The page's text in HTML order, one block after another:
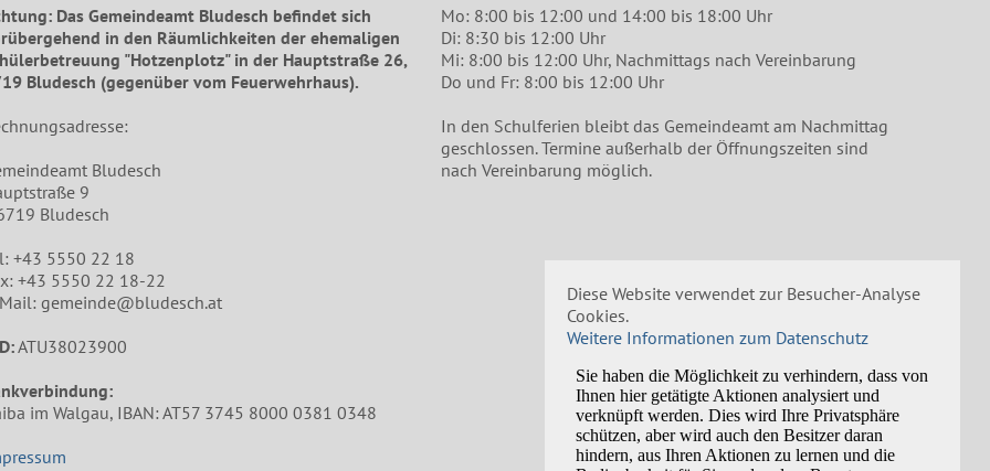
Diese Website verwendet zur Besucher-Analyse
Cookies.
Weitere Informationen zum Datenschutz
Das Gemeindeamt Bludesch befindet sich
in den Räumlichkeiten der ehemaligen
"Hotzenplotz" in der Hauptstraße 26,
Bludesch (gegenüber vom Feuerwehrhaus).
Bludesch
9
Bludesch
+43 5550 22 18
+43 5550 22 18-22
gemeinde@bludesch.at
ATU38023900
im Walgau, IBAN: AT57 3745 8000 0381 0348
Mo: 8:00 bis 12:00 und 14:00 bis 18:00 Uhr
Di: 8:30 bis 12:00 Uhr
Mi: 8:00 bis 12:00 Uhr, Nachmittags nach Vereinbarung
Do und Fr: 8:00 bis 12:00 Uhr
In den Schulferien bleibt das Gemeindeamt am Nachmittag
geschlossen. Termine außerhalb der Öffnungszeiten sind
nach Vereinbarung möglich.